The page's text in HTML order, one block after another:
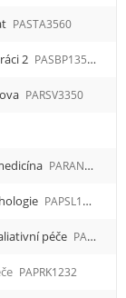
PASTA3560
2 PASBP13512
PARSV3350
PARAN1351
PAPSL1112
péče PAPRP1232
PAPRK1232